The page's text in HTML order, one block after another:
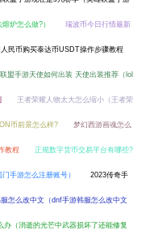
炉怎么做?） 瑞波币今日行情最新
民币购买泰达币USDT操作步骤教程
盟手游天使如何出装 天使出装推荐（lol
王者荣耀人物太大怎么缩小（王者荣
币前景怎么样? 梦幻西游画魂怎么
教程 正规数字货币交易平台有哪些?
手游怎么注册账号） 2023传奇手
怎么改中文（dnf手游韩服怎么改中文
办（消逝的光芒中武器损坏了还能修复